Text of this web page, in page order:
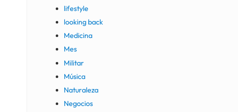
lifestyle
looking back
Medicina
Mes
Militar
Música
Naturaleza
Negocios